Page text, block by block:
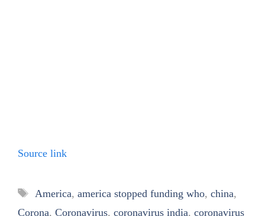
Source link
Tags
America, america stopped funding who, china,
Corona, Coronavirus, coronavirus india, coronavirus